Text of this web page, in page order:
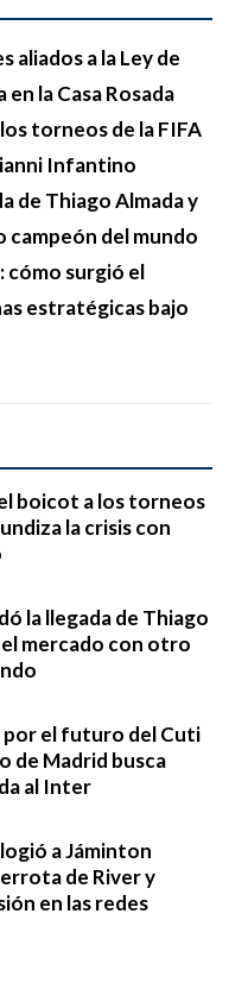
aliados a la Ley de
la Casa Rosada
torneos de la FIFA
Infantino
de Thiago Almada y
del mundo
cómo surgió el
estratégicas bajo
boicot a los torneos
la crisis con
la llegada de Thiago
mercado con otro
por el futuro del Cuti
de Madrid busca
al Inter
a Jáminton
de River y
en las redes